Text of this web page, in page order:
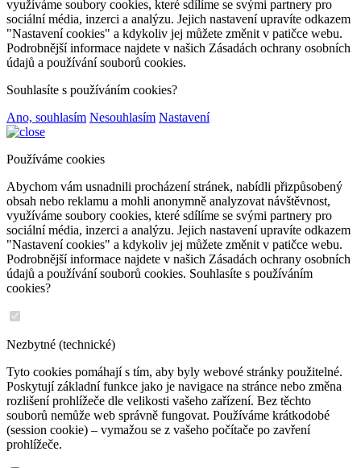
využíváme soubory cookies, které sdílíme se svými partnery pro
sociální média, inzerci a analýzu. Jejich nastavení upravíte odkazem
"Nastavení cookies" a kdykoliv jej můžete změnit v patičce webu.
Podrobnější informace najdete v našich Zásadách ochrany osobních
údajů a používání souborů cookies.
Souhlasíte s používáním cookies?
Ano, souhlasím Nesouhlasím Nastavení
Používáme cookies
Abychom vám usnadnili procházení stránek, nabídli přizpůsobený
obsah nebo reklamu a mohli anonymně analyzovat návštěvnost,
využíváme soubory cookies, které sdílíme se svými partnery pro
sociální média, inzerci a analýzu. Jejich nastavení upravíte odkazem
"Nastavení cookies" a kdykoliv jej můžete změnit v patičce webu.
Podrobnější informace najdete v našich Zásadách ochrany osobních
údajů a používání souborů cookies. Souhlasíte s používáním
cookies?
Nezbytné (technické)
Tyto cookies pomáhají s tím, aby byly webové stránky použitelné.
Poskytují základní funkce jako je navigace na stránce nebo změna
rozlišení prohlížeče dle velikosti vašeho zařízení. Bez těchto
souborů nemůže web správně fungovat. Používáme krátkodobé
(session cookie) – vymažou se z vašeho počítače po zavření
prohlížeče.